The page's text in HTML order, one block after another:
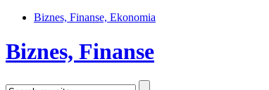
Biznes, Finanse, Ekonomia
Biznes, Finanse